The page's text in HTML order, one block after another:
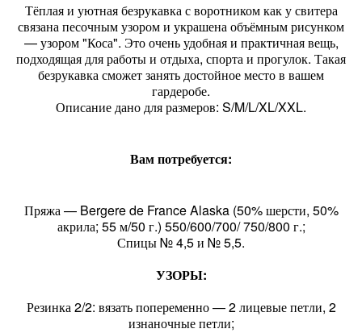
Тёплая и уютная безрукавка с воротником как у свитера
связана песочным узором и украшена объёмным рисунком
— узором "Коса". Это очень удобная и практичная вещь,
подходящая для работы и отдыха, спорта и прогулок. Такая
безрукавка сможет занять достойное место в вашем
гардеробе.
Описание дано для размеров: S/M/L/XL/XXL.
Вам потребуется:
Пряжа — Bergere de France Alaska (50% шерсти, 50%
акрила; 55 м/50 г.) 550/600/700/ 750/800 г.;
Спицы № 4,5 и № 5,5.
УЗОРЫ:
Резинка 2/2: вязать попеременно — 2 лицевые петли, 2
изнаночные петли;